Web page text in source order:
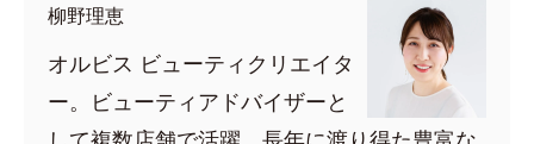
柳野理恵
オルビス ビューティクリエイタ
ー。ビューティアドバイザーと